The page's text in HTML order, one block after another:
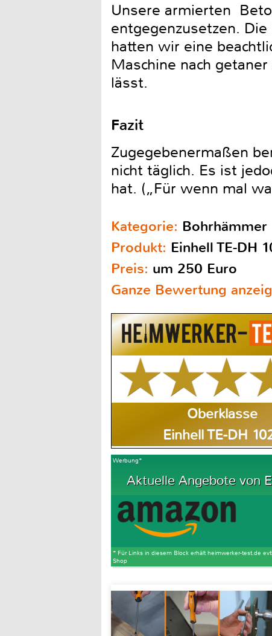
Unsere armierten
entgegenzusetzen.
hatten wir eine
Maschine nach
lässt.
Fazit
Zugegebenermaßen
nicht täglich. Es ist
hat. („Für wenn mal
Kategorie: Bohrhämmer
Produkt: Einhell TE-DH
Preis: um 250 Euro
Ganze Bewertung
Oberklasse
Einhell TE-DH
Werbung*
Aktuelle Angebote von
* Für Links in diesem Block erhält heimwerker-test.de
Shop